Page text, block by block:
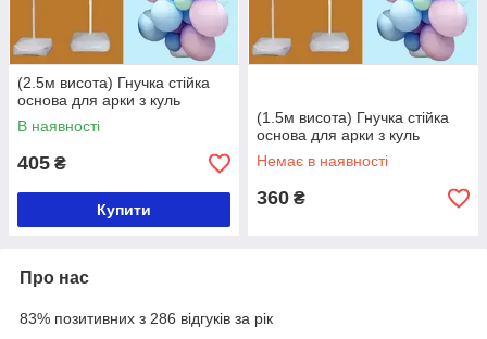
(2.5м висота) Гнучка стійка
основа для арки з куль
В наявності
405 ₴
Купити
(1.5м висота) Гнучка стійка
основа для арки з куль
Немає в наявності
360 ₴
Про нас
83% позитивних з 286 відгуків за рік